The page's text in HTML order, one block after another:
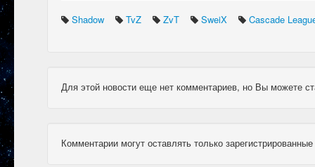
Shadow TvZ ZvT SweiX Cascade
Для этой новости еще нет комментариев, но Вы можете
Комментарии могут оставлять только